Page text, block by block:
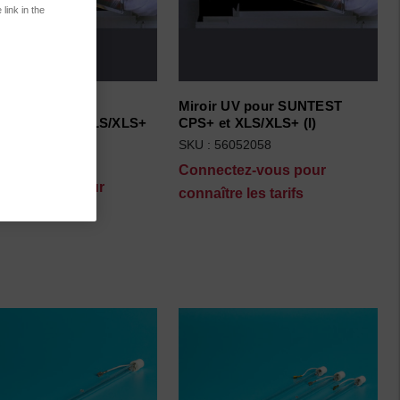
CPS+ et XLS/XLS+
vous pour
Miroir UV pour SUNTEST
CPS+ et XLS/XLS+ (I)
SKU : 56052058
Connectez-vous pour
connaître les tarifs
link in the